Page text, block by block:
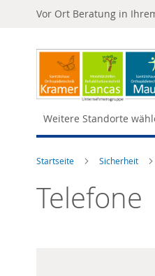
Vor Ort Beratung in
Weitere Standorte
Startseite Sicherheit
Telefone